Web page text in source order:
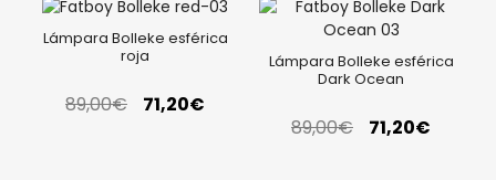
Lámpara Bolleke esférica
roja
89,00€ 71,20€
Lámpara Bolleke esférica
Dark Ocean
89,00€ 71,20€